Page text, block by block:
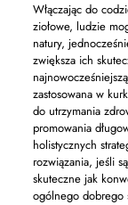
Włączając do
ziołowe, ludzie
natury,
zwiększa ich
zastosowana w
do utrzymania
promowania
holistycznych
rozwiązania, jeśli
skuteczne jak
ogólnego dobrego